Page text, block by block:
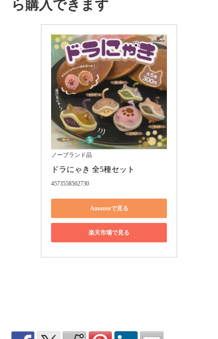
ら購入できます
ノーブランド品
ドラにゃき 全5種セット
4573558502730
Amazonで見る
楽天市場で見る